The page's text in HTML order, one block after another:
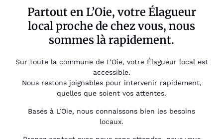
Partout en L’Oie, votre Élagueur
local proche de chez vous, nous
sommes là rapidement.
Sur toute la commune de L’Oie, votre Élagueur local est
accessible.
Nous restons joignables pour intervenir rapidement,
quelles que soient vos attentes.
Basés à L’Oie, nous connaissons bien les besoins
locaux.